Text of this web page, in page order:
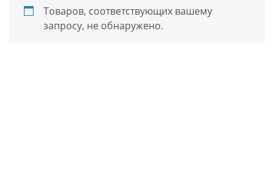
Товаров, соответствующих вашему
запросу, не обнаружено.